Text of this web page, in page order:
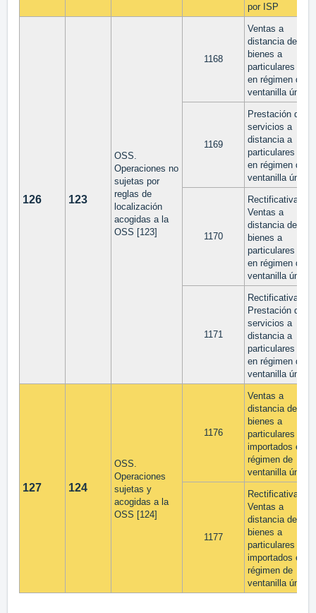
por ISP
126 123
OSS.
Operaciones no
sujetas por
reglas de
localización
acogidas a la
OSS [123]
1168
Ventas a
distancia de
bienes a
particulares UE
en régimen de
ventanilla única
1169
Prestación de
servicios a
distancia a
particulares UE
en régimen de
ventanilla única
1170
Rectificativa
Ventas a
distancia de
bienes a
particulares UE
en régimen de
ventanilla única
1171
Rectificativa
Prestación de
servicios a
distancia a
particulares UE
en régimen de
ventanilla única
127 124
OSS.
Operaciones
sujetas y
acogidas a la
OSS [124]
1176
Ventas a
distancia de
bienes a
particulares UE
importados en
régimen de
ventanilla única
1177
Rectificativa
Ventas a
distancia de
bienes a
particulares UE
importados en
régimen de
ventanilla única